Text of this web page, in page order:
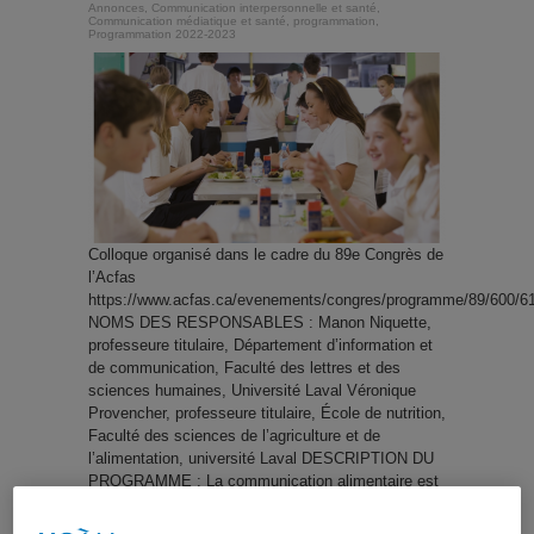
Annonces
Communication interpersonnelle et santé
Communication médiatique et santé
programmation
Programmation 2022-2023
Colloque organisé dans le cadre du 89e Congrès de
l’Acfas
https://www.acfas.ca/evenements/congres/programme/89/600/
NOMS DES RESPONSABLES : Manon Niquette,
professeure titulaire, Département d’information et
de communication, Faculté des lettres et des
sciences humaines, Université Laval Véronique
Provencher, professeure titulaire, École de nutrition,
Faculté des sciences de l’agriculture et de
l’alimentation, université Laval DESCRIPTION DU
PROGRAMME : La communication alimentaire est